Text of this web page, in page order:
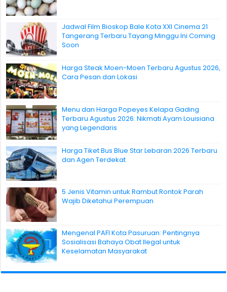
Jadwal Film Bioskop Bale Kota XXI Cinema 21
Tangerang Terbaru Tayang Minggu Ini Coming
Soon
Harga Steak Moen-Moen Terbaru Agustus 2026,
Cara Pesan dan Lokasi
Menu dan Harga Popeyes Kelapa Gading
Terbaru Agustus 2026: Nikmati Ayam Louisiana
yang Legendaris
Harga Tiket Bus Blue Star Lebaran 2026 Terbaru
dan Agen Terdekat
5 Jenis Vitamin untuk Rambut Rontok Parah
Wajib Diketahui Perempuan
Mengenal PAFI Kota Pasuruan: Pentingnya
Sosialisasi Bahaya Obat Ilegal untuk
Keselamatan Masyarakat